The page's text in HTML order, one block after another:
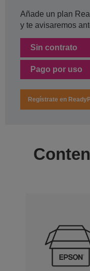
Añade un plan
y te avisaremos
Sin contrato
Pago por uso
Regístrate en